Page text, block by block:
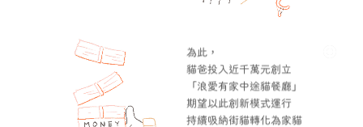
為此，
貓爸投入近千萬元創立
「浪愛有家中途貓餐廳」
期望以此創新模式運行
持續吸納街貓轉化為家貓